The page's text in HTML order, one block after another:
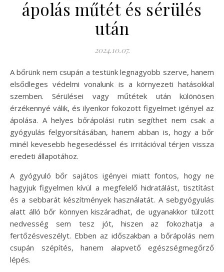
ápolás műtét és sérülés
után
2024.10.07.
A bőrünk nem csupán a testünk legnagyobb szerve, hanem
elsődleges védelmi vonalunk is a környezeti hatásokkal
szemben. Sérülései vagy műtétek után különösen
érzékennyé válik, és ilyenkor fokozott figyelmet igényel az
ápolása. A helyes bőrápolási rutin segíthet nem csak a
gyógyulás felgyorsításában, hanem abban is, hogy a bőr
minél kevesebb hegesedéssel és irritációval térjen vissza
eredeti állapotához.
A gyógyuló bőr sajátos igényei miatt fontos, hogy ne
hagyjuk figyelmen kívül a megfelelő hidratálást, tisztítást
és a sebbarát készítmények használatát. A sebgyógyulás
alatt álló bőr könnyen kiszáradhat, de ugyanakkor túlzott
nedvesség sem tesz jót, hiszen az fokozhatja a
fertőzésveszélyt. Ebben az időszakban a bőrápolás nem
csupán szépítés, hanem alapvető egészségmegőrző
lépés.